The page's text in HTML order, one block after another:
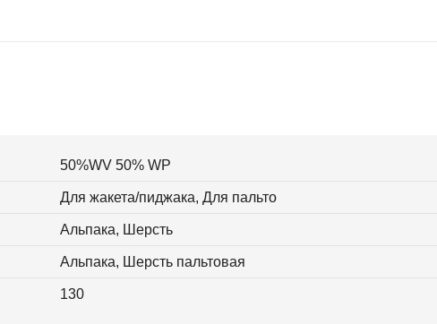
50%WV 50% WP
Для жакета/пиджака, Для пальто
Альпака, Шерсть
Альпака, Шерсть пальтовая
130